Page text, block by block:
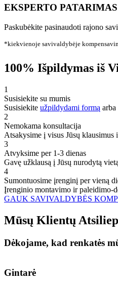
EKSPERTO
Paskubėkite pasinaudoti rajono
*kiekvienoje savivaldybėje
100% Išpildymas iš
1
Susisiekite su mumis
Susisiekite užpildydami formą
2
Nemokama konsultacija
Atsakysime į visus Jūsų
3
Atvyksime per 1-3 dienas
Gavę užklausą į Jūsų nurodytą
4
Sumontuosime įrenginį per vieną
Įrenginio montavimo ir paleidimo-
GAUK SAVIVALDYBĖS
Mūsų Klientų
Dėkojame, kad renkatės
Gintarė